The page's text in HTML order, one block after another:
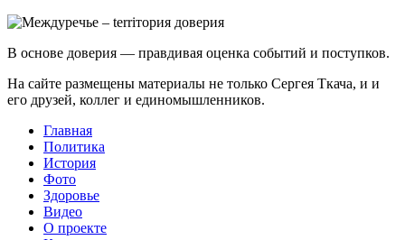
В основе доверия — правдивая оценка событий и поступков.
На сайте размещены материалы не только Сергея Ткача, и и
его друзей, коллег и единомышленников.
Главная
Политика
История
Фото
Здоровье
Видео
О проекте